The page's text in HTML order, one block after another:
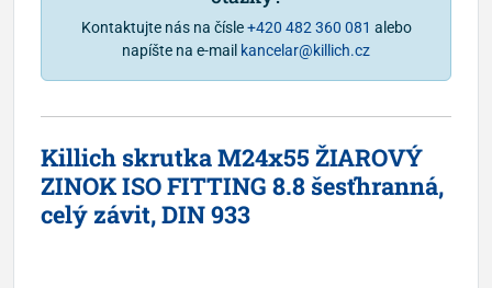
Kontaktujte nás na čísle+420 482 360 081 alebo
napíšte na e-mail kancelar@killich.cz
Killich skrutka M24x55 ŽIAROVÝ
ZINOK ISO FITTING 8.8 šesťhranná,
celý závit, DIN 933